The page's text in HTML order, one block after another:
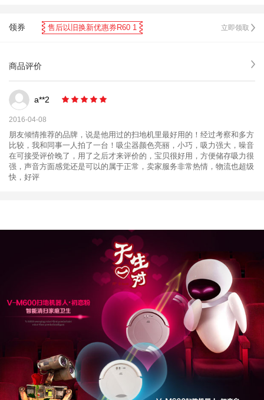
领券 售后以旧换新优惠券R60 1 立即领取
商品评价
a**2
2016-04-08
朋友倾情推荐的品牌，说是他用过的扫地机里最好用的！经过考察和多方
比较，我和同事一人拍了一台！吸尘器颜色亮丽，小巧，吸力强大，噪音
在可接受评价晚了，用了之后才来评价的，宝贝很好用，方便储存吸力很
强，声音方面感觉还是可以的属于正常，卖家服务非常热情，物流也超级
快，好评